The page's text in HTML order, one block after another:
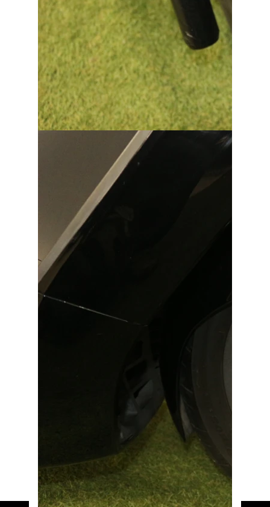
バイク館ではお乗り出しまでに必要
概算のお支払総額を表示しており
ます。
「お問い合わせ・来店予約」ボタンより